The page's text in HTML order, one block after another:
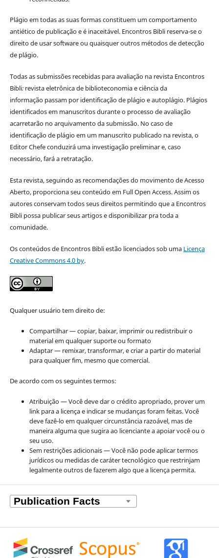
Plágio em todas as suas formas constituem um comportamento
antiético de publicação e é inaceitável. Encontros Bibli reserva-se o
direito de usar software ou quaisquer outros métodos de detecção
de plágio.
Todas as submissões recebidas para avaliação na revista Encontros
Bibli: revista eletrônica de biblioteconomia e ciência da
informaçãopassam por identificação de plágio e autoplágio. Plágios
identificados em manuscritos durante o processo de avaliação
acarretarão no arquivamento da submissão. No caso de
identificação de plágio em um manuscrito publicado na revista, o
Editor Chefe conduzirá uma investigação preliminar e, caso
necessário, fará a retratação.
Esta revista, seguindo as recomendações do movimento de Acesso
Aberto, proporciona seu conteúdo em Full Open Access. Assim os
autores conservam todos seus direitos permitindo que a Encontros
Bibli possa publicar seus artigos e disponibilizar pra toda a
comunidade.
Os conteúdos de Encontros Bibli estão licenciados sob uma Licença
Creative Commons 4.0 by.
Qualquer usuário tem direito de:
Compartilhar — copiar, baixar, imprimir ou redistribuir o
material em qualquer suporte ou formato
Adaptar — remixar, transformar, e criar a partir do material
para qualquer fim, mesmo que comercial.
De acordo com os seguintes termos:
Atribuição — Você deve dar o crédito apropriado, prover um
link para a licença e indicar se mudanças foram feitas. Você
deve fazê-lo em qualquer circunstância razoável, mas de
maneira alguma que sugira ao licenciante a apoiar você ou o
seu uso.
Sem restrições adicionais — Você não pode aplicar termos
jurídicos ou medidas de caráter tecnológico que restrinjam
legalmente outros de fazerem algo que a licença permita.